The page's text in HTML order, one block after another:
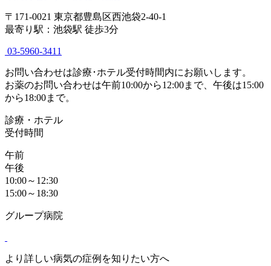
〒171-0021 東京都豊島区西池袋2-40-1
最寄り駅：池袋駅 徒歩3分
03-5960-3411
お問い合わせは診療･ホテル受付時間内にお願いします。
お薬のお問い合わせは午前10:00から12:00まで、午後は15:00
から18:00まで。
診療・ホテル
受付時間
午前
午後
10:00～12:30
15:00～18:30
グループ病院
より詳しい病気の症例を知りたい方へ